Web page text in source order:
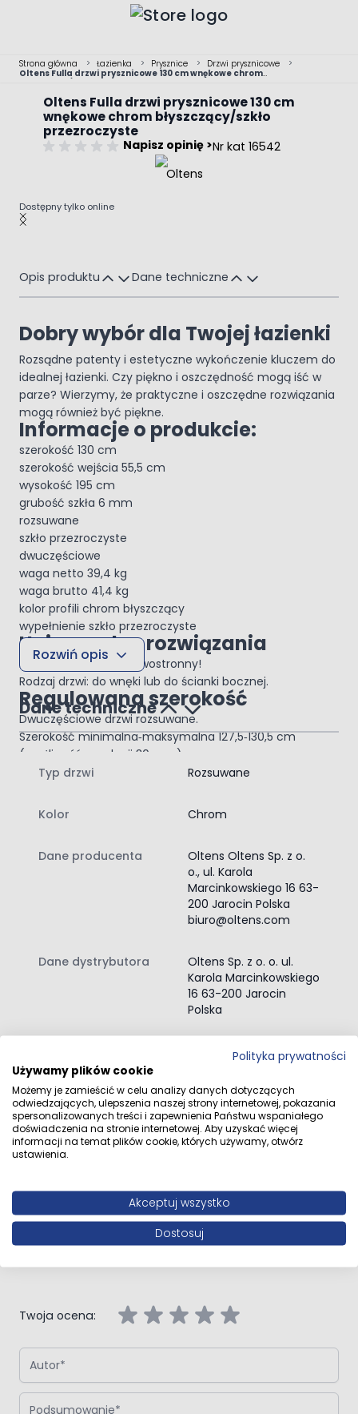
Strona główna > Łazienka > Prysznice > Drzwi prysznicowe
>
Oltens Fulla drzwi prysznicowe 130 cm wnękowe chrom
Oltens Fulla drzwi prysznicowe 130 cm
wnękowe chrom błyszczący/szkło
przezroczyste
Napisz opinię >Nr kat 16542
Dostępny tylko online
Main image
Click to view image in fullscreen
Opis produktu Dane techniczne
Dobry wybór dla Twojej łazienki
Rozsądne patenty i estetyczne wykończenie kluczem do
idealnej łazienki. Czy piękno i oszczędność mogą iść w
parze? Wierzymy, że praktyczne i oszczędne rozwiązania
mogą również być piękne.
Informacje o produkcie:
szerokość 130 cm
szerokość wejścia 55,5 cm
wysokość 195 cm
grubość szkła 6 mm
rozsuwane
szkło przezroczyste
dwuczęściowe
waga netto 39,4 kg
waga brutto 41,4 kg
kolor profili chrom błyszczący
wypełnienie szkło przezroczyste
Uniwersalne rozwiązania
Montaż - prawo lub lewostronny!
Rodzaj drzwi: do wnęki lub do ścianki bocznej.
Regulowana szerokość
Dwuczęściowe drzwi rozsuwane.
Szerokość minimalna‑maksymalna 127,5‑130,5 cm
(możliwość regulacji 30 mm).
SmartClean
detergentów i mniej wysiłku przy dbaniu o ich czystość.
Zawartość zestawu:
drzwi prysznicowe
instrukcja montażu drzwi prysznicowych
Rozwiń opis
Dane techniczne
Typ drzwi Rozsuwane
Kolor Chrom
Dane producenta
Oltens Oltens Sp. z o.
o., ul. Karola
Marcinkowskiego 16 63-
200 Jarocin Polska
biuro@oltens.com
Dane dystrybutora
Oltens Sp. z o. o. ul.
Karola Marcinkowskiego
16 63-200 Jarocin
Polska
Przejdź do całego opisu
Opinie klientów
Napisz własną recenzję
Napisz opinię o produkcie:Oltens Fulla drzwi prysznicowe 130
Twoja ocena:
Autor
Podsumowanie
Polityka prywatności
Używamy plików cookie
Możemy je zamieścić w celu analizy danych dotyczących
odwiedzających, ulepszenia naszej strony internetowej, pokazania
spersonalizowanych treści i zapewnienia Państwu wspaniałego
doświadczenia na stronie internetowej. Aby uzyskać więcej
informacji na temat plików cookie, których używamy, otwórz
ustawienia.
Akceptuj wszystko
Dostosuj